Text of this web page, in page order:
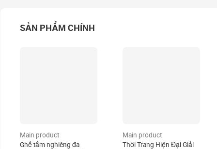
SẢN PHẨM CHÍNH
Main product
Ghế tắm nghiêng đa
Main product
Thời Trang Hiện Đại Giải